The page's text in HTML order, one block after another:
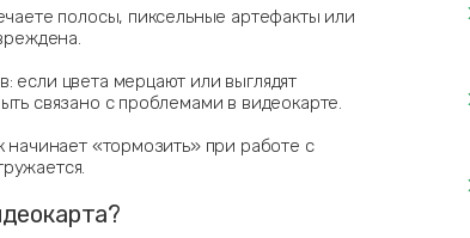
полосы, пиксельные артефакты или
если цвета мерцают или выглядят
связано с проблемами в видеокарте.
начинает «тормозить» при работе с